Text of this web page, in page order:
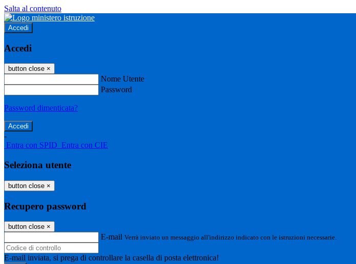
Salta al contenuto
Accedi
Accedi
button close ×
Nome Utente
Password
Password dimenticata?
-
Entra con SPID Entra con CIE
Seleziona utente
button close ×
Recupero password
button close ×
E-mail Verrà inviato un messaggio all'indirizzo indicato con le istruzioni necessarie.
E-mail inviata, si prega di controllare la casella di posta elettronica!